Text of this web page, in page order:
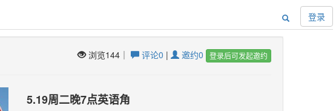
登录
浏览144｜ 评论0 | 邀约0 登录后可发起邀约
5.19周二晚7点英语角